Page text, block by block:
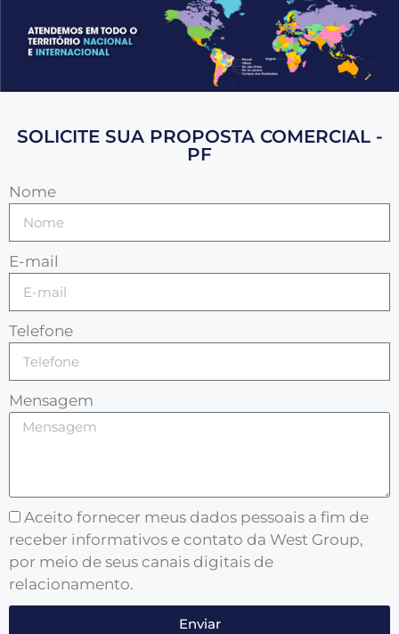
SOLICITE SUA PROPOSTA COMERCIAL -
PF
Nome
E-mail
Telefone
Mensagem
Aceito fornecer meus dados pessoais a fim de
receber informativos e contato da West Group,
por meio de seus canais digitais de
relacionamento.
Enviar